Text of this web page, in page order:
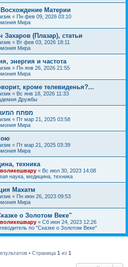
Материи
« Пн фев 09, 2026 03:10
Мира
(Плазар), статьи
« Вт фев 03, 2026 18:11
Мира
энергия и частота
« Пн янв 26, 2026 21:55
Мира
кроме телевиденья?...
« Вс янв 18, 2026 11:33
Дружбы
מפתח
« Пт мар 21, 2025 03:58
Мира
« Пт мар 21, 2025 03:39
Мира
техника
« Вс июл 30, 2023 14:08
наука, медицина, техника
Махатм
« Пн июн 26, 2023 09:53
Мира
о Золотом Веке"
« Сб июн 24, 2023 12:26
по "Сказке о Золотом Веке"
• Страница 1 из 1